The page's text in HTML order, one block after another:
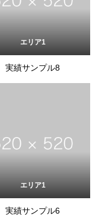
エリア1
実績サンプル8
エリア1
実績サンプル6